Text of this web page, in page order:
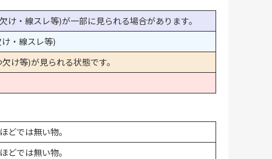
・線スレ等)が一部に見られる場合があります。
・線スレ等)
け等)が見られる状態です。
どでは無い物。
どでは無い物。